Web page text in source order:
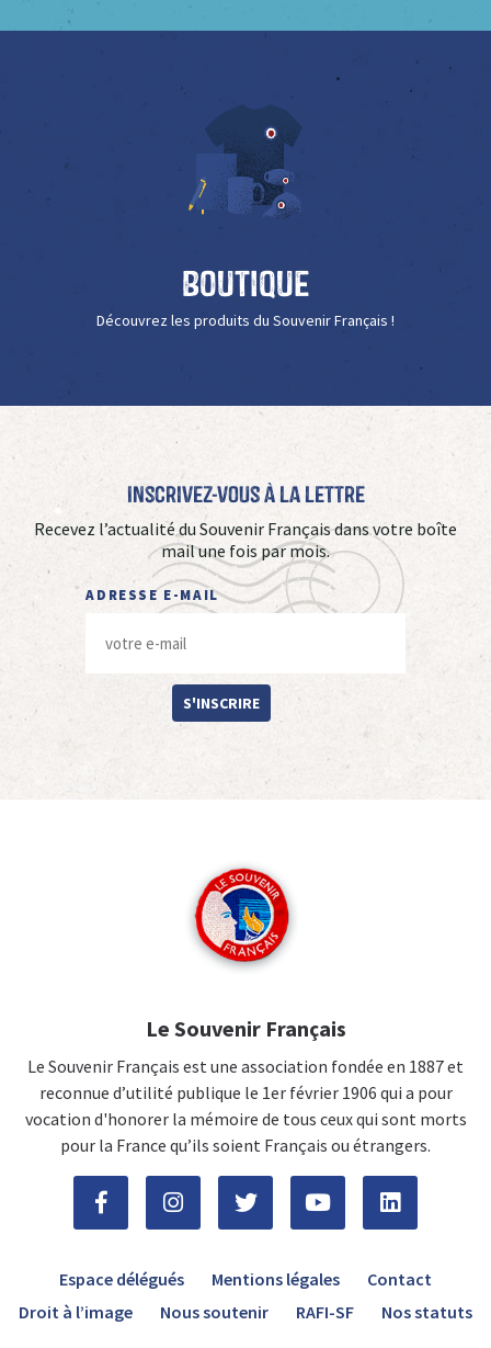
Boutique
Découvrez les produits du Souvenir Français !
Inscrivez-vous à La Lettre
Recevez l’actualité du Souvenir Français dans votre boîte
mail une fois par mois.
ADRESSE E-MAIL
S'INSCRIRE
Le Souvenir Français
Le Souvenir Français est une association fondée en 1887 et
reconnue d’utilité publique le 1er février 1906 qui a pour
vocation d'honorer la mémoire de tous ceux qui sont morts
pour la France qu’ils soient Français ou étrangers.
Espace délégués Mentions légales
Contact
Droit à l’image
Nous soutenir RAFI-SF Nos statuts